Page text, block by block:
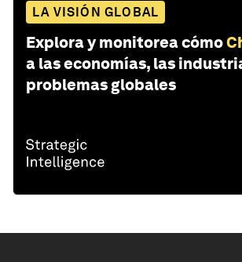
LA VISIÓN GLOBAL
Explora y monitorea cómo
a las economías, las
problemas globales